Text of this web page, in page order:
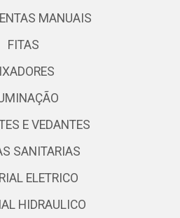
MANUAIS
FITAS
E VEDANTES
SANITARIAS
ELETRICO
HIDRAULICO